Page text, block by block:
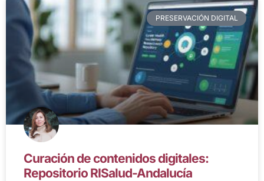
PRESERVACIÓN DIGITAL
Curación de contenidos digitales:
Repositorio RISalud-Andalucía